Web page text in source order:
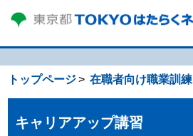
トップページ 在職者向け職業訓練
キャリアアップ講習